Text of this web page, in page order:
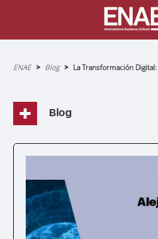
Sobrescribir
la
navegación
ENAE Blog La Transformación
Blog